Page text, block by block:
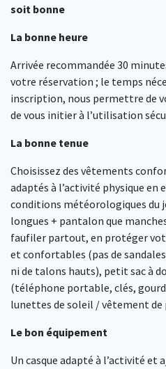
soit bonne
La bonne heure
Arrivée recommandée 30
votre réservation ; le temps
inscription, nous permettre de
de vous initier à l’utilisation
La bonne tenue
Choisissez des vêtements
adaptés à l’activité physique en
conditions météorologiques du
longues + pantalon que
faufiler partout, en protéger
et confortables (pas de
ni de talons hauts), petit sac à
(téléphone portable, clés,
lunettes de soleil / vêtement
Le bon équipement
Un casque adapté à l’activité